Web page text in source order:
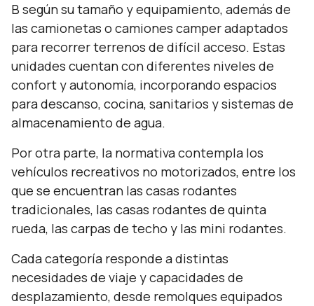
B según su tamaño y equipamiento, además de
las camionetas o camiones camper adaptados
para recorrer terrenos de difícil acceso. Estas
unidades cuentan con diferentes niveles de
confort y autonomía, incorporando espacios
para descanso, cocina, sanitarios y sistemas de
almacenamiento de agua.
Por otra parte, la normativa contempla los
vehículos recreativos no motorizados, entre los
que se encuentran las casas rodantes
tradicionales, las casas rodantes de quinta
rueda, las carpas de techo y las mini rodantes.
Cada categoría responde a distintas
necesidades de viaje y capacidades de
desplazamiento, desde remolques equipados